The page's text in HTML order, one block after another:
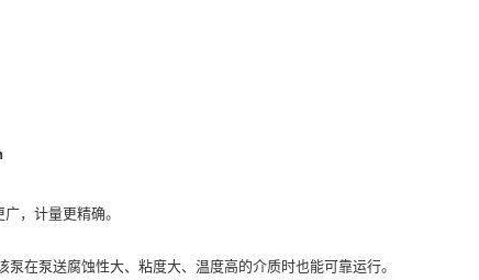
，计量更精确。
在泵送腐蚀性大、粘度大、温度高的介质时也能可靠运行。